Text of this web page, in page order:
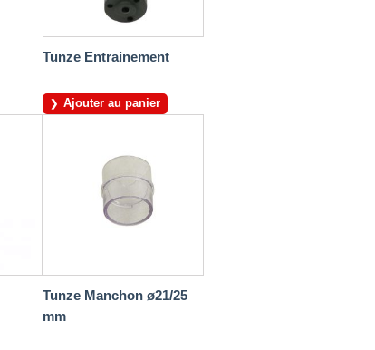
Tunze Entrainement
Ajouter au panier
Tunze Manchon ø21/25
mm